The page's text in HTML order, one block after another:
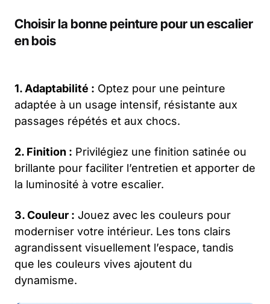
Choisir la bonne peinture pour un escalier
en bois
1. Adaptabilité : Optez pour une peinture
adaptée à un usage intensif, résistante aux
passages répétés et aux chocs.
2. Finition : Privilégiez une finition satinée ou
brillante pour faciliter l’entretien et apporter de
la luminosité à votre escalier.
3. Couleur : Jouez avec les couleurs pour
moderniser votre intérieur. Les tons clairs
agrandissent visuellement l’espace, tandis
que les couleurs vives ajoutent du
dynamisme.